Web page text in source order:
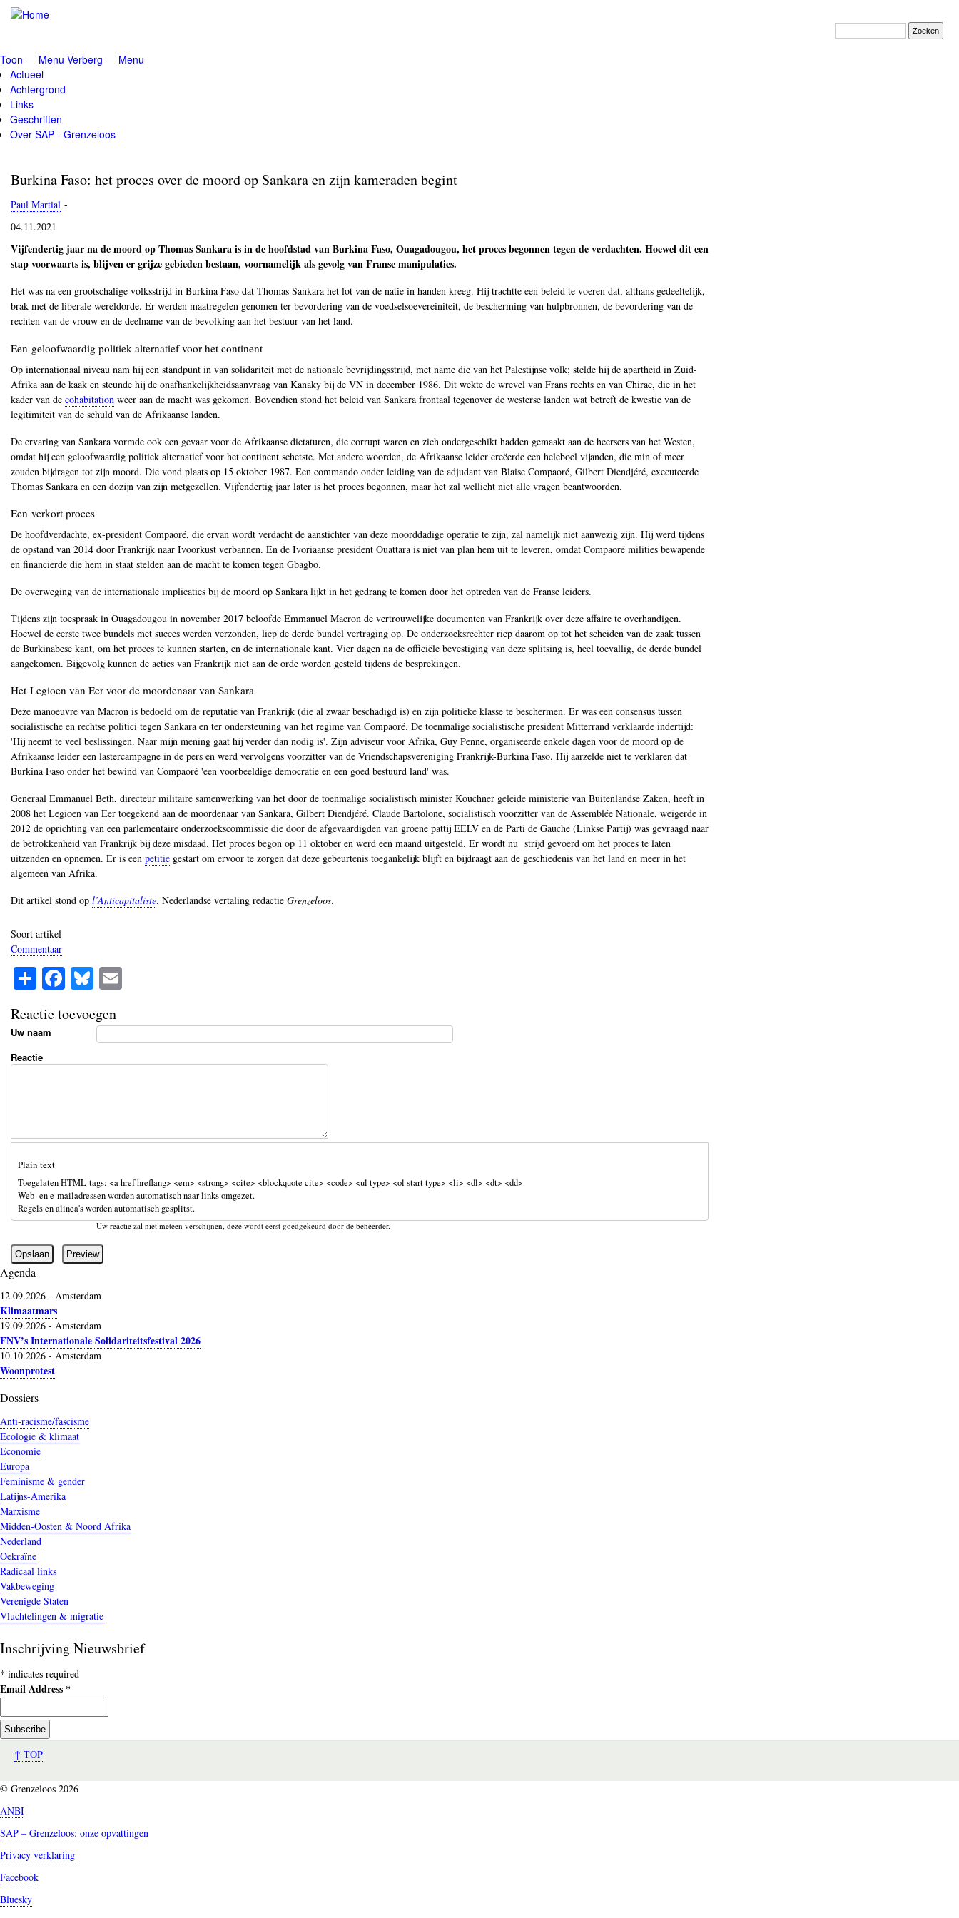
Overslaan
de
inhoud
gaan
Zoeken
Menu
Toon — Menu Verberg — Menu
Actueel
Achtergrond
Links
Geschriften
Over SAP - Grenzeloos
Burkina Faso: het proces over de moord op Sankara en zijn kameraden begint
Paul Martial -
04.11.2021
Vijfendertig jaar na de moord op Thomas Sankara is in de hoofdstad van Burkina Faso, Ouagadougou, het proces begonnen tegen de verdachten. Hoewel dit een
stap voorwaarts is, blijven er grijze gebieden bestaan, voornamelijk als gevolg van Franse manipulaties.
Het was na een grootschalige volksstrijd in Burkina Faso dat Thomas Sankara het lot van de natie in handen kreeg. Hij trachtte een beleid te voeren dat, althans gedeeltelijk,
brak met de liberale wereldorde. Er werden maatregelen genomen ter bevordering van de voedselsoevereiniteit, de bescherming van hulpbronnen, de bevordering van de
rechten van de vrouw en de deelname van de bevolking aan het bestuur van het land.
Een geloofwaardig politiek alternatief voor het continent
Op internationaal niveau nam hij een standpunt in van solidariteit met de nationale bevrijdingsstrijd, met name die van het Palestijnse volk; stelde hij de apartheid in Zuid-
Afrika aan de kaak en steunde hij de onafhankelijkheidsaanvraag van Kanaky bij de VN in december 1986. Dit wekte de wrevel van Frans rechts en van Chirac, die in het
kader van de cohabitation weer aan de macht was gekomen. Bovendien stond het beleid van Sankara frontaal tegenover de westerse landen wat betreft de kwestie van de
legitimiteit van de schuld van de Afrikaanse landen.
De ervaring van Sankara vormde ook een gevaar voor de Afrikaanse dictaturen, die corrupt waren en zich ondergeschikt hadden gemaakt aan de heersers van het Westen,
omdat hij een geloofwaardig politiek alternatief voor het continent schetste. Met andere woorden, de Afrikaanse leider creëerde een heleboel vijanden, die min of meer
zouden bijdragen tot zijn moord. Die vond plaats op 15 oktober 1987. Een commando onder leiding van de adjudant van Blaise Compaoré, Gilbert Diendjéré, executeerde
Thomas Sankara en een dozijn van zijn metgezellen. Vijfendertig jaar later is het proces begonnen, maar het zal wellicht niet alle vragen beantwoorden.
​​​​​​​Een verkort proces
De hoofdverdachte, ex-president Compaoré, die ervan wordt verdacht de aanstichter van deze moorddadige operatie te zijn, zal namelijk niet aanwezig zijn. Hij werd tijdens
de opstand van 2014 door Frankrijk naar Ivoorkust verbannen. En de Ivoriaanse president Ouattara is niet van plan hem uit te leveren, omdat Compaoré milities bewapende
en financierde die hem in staat stelden aan de macht te komen tegen Gbagbo.
De overweging van de internationale implicaties bij de moord op Sankara lijkt in het gedrang te komen door het optreden van de Franse leiders.
Tijdens zijn toespraak in Ouagadougou in november 2017 beloofde Emmanuel Macron de vertrouwelijke documenten van Frankrijk over deze affaire te overhandigen.
Hoewel de eerste twee bundels met succes werden verzonden, liep de derde bundel vertraging op. De onderzoeksrechter riep daarom op tot het scheiden van de zaak tussen
de Burkinabese kant, om het proces te kunnen starten, en de internationale kant. Vier dagen na de officiële bevestiging van deze splitsing is, heel toevallig, de derde bundel
aangekomen. Bijgevolg kunnen de acties van Frankrijk niet aan de orde worden gesteld tijdens de besprekingen.
​​​​​​​Het Legioen van Eer voor de moordenaar van Sankara
Deze manoeuvre van Macron is bedoeld om de reputatie van Frankrijk (die al zwaar beschadigd is) en zijn politieke klasse te beschermen. Er was een consensus tussen
socialistische en rechtse politici tegen Sankara en ter ondersteuning van het regime van Compaoré. De toenmalige socialistische president Mitterrand verklaarde indertijd:
'Hij neemt te veel beslissingen. Naar mijn mening gaat hij verder dan nodig is'. Zijn adviseur voor Afrika, Guy Penne, organiseerde enkele dagen voor de moord op de
Afrikaanse leider een lastercampagne in de pers en werd vervolgens voorzitter van de Vriendschapsvereniging Frankrijk-Burkina Faso. Hij aarzelde niet te verklaren dat
Burkina Faso onder het bewind van Compaoré 'een voorbeeldige democratie en een goed bestuurd land' was.
Generaal Emmanuel Beth, directeur militaire samenwerking van het door de toenmalige socialistisch minister Kouchner geleide ministerie van Buitenlandse Zaken, heeft in
2008 het Legioen van Eer toegekend aan de moordenaar van Sankara, Gilbert Diendjéré. Claude Bartolone, socialistisch voorzitter van de Assemblée Nationale, weigerde in
2012 de oprichting van een parlementaire onderzoekscommissie die door de afgevaardigden van groene pattij EELV en de Parti de Gauche (Linkse Partij) was gevraagd naar
de betrokkenheid van Frankrijk bij deze misdaad. Het proces begon op 11 oktober en werd een maand uitgesteld. Er wordt nu strijd gevoerd om het proces te laten
uitzenden en opnemen. Er is een petitie gestart om ervoor te zorgen dat deze gebeurtenis toegankelijk blijft en bijdraagt aan de geschiedenis van het land en meer in het
algemeen van Afrika.
Dit artikel stond op l’Anticapitaliste. Nederlandse vertaling redactie Grenzeloos.
Soort artikel
Commentaar
S
ha
re
Fa
ce
bo
Bl
ue
sk
y
ail
Reactie toevoegen
Uw naam
Reactie
Plain text
Toegelaten HTML-tags: <a href hreflang> <em> <strong> <cite> <blockquote cite> <code> <ul type> <ol start type> <li> <dl> <dt> <dd>
Web- en e-mailadressen worden automatisch naar links omgezet.
Regels en alinea's worden automatisch gesplitst.
Uw reactie zal niet meteen verschijnen, deze wordt eerst goedgekeurd door de beheerder.
Agenda
12.09.2026 - Amsterdam
Klimaatmars
19.09.2026 - Amsterdam
FNV’s Internationale Solidariteitsfestival 2026
10.10.2026 - Amsterdam
Woonprotest
Dossiers
Anti-racisme/fascisme
Ecologie & klimaat
Economie
Europa
Feminisme & gender
Latijns-Amerika
Marxisme
Midden-Oosten & Noord Afrika
Nederland
Oekraïne
Radicaal links
Vakbeweging
Verenigde Staten
Vluchtelingen & migratie
Inschrijving Nieuwsbrief
* indicates required
Email Address *
↑ TOP
© Grenzeloos 2026
ANBI
SAP – Grenzeloos: onze opvattingen
Privacy verklaring
Facebook
Bluesky